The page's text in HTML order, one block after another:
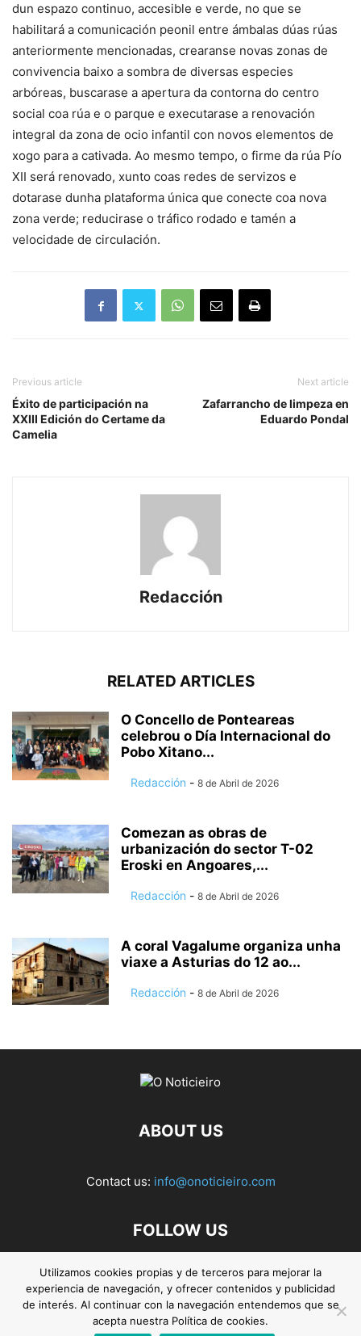
dun espazo continuo, accesible e verde, no que se
habilitará a comunicación peonil entre ámbalas dúas rúas
anteriormente mencionadas, crearanse novas zonas de
convivencia baixo a sombra de diversas especies
arbóreas, buscarase a apertura da contorna do centro
social coa rúa e o parque e executarase a renovación
integral da zona de ocio infantil con novos elementos de
xogo para a cativada. Ao mesmo tempo, o firme da rúa Pío
XII será renovado, xunto coas redes de servizos e
dotarase dunha plataforma única que conecte coa nova
zona verde; reducirase o tráfico rodado e tamén a
velocidade de circulación.
Previous article
Éxito de participación na
XXIII Edición do Certame da
Camelia
Next article
Zafarrancho de limpeza en
Eduardo Pondal
Redacción
RELATED ARTICLES
O Concello de Ponteareas
celebrou o Día Internacional do
Pobo Xitano...
Redacción - 8 de Abril de 2026
Comezan as obras de
urbanización do sector T-02
Eroski en Angoares,...
Redacción - 8 de Abril de 2026
A coral Vagalume organiza unha
viaxe a Asturias do 12 ao...
Redacción - 8 de Abril de 2026
ABOUT US
Contact us: info@onoticieiro.com
FOLLOW US
Utilizamos cookies propias y de terceros para mejorar la
experiencia de navegación, y ofrecer contenidos y publicidad
de interés. Al continuar con la navegación entendemos que se
acepta nuestra Política de cookies.